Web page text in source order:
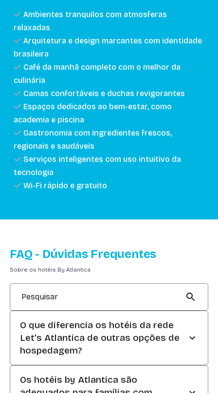
Ambientes tranquilos com atmosferas
relaxadas
Arquitetura e design marcantes com identidade
brasileira
Café da manhã completo com o melhor da
culinária
Camas confortáveis e duchas revigorantes
Espaços dedicados ao bem-estar, como
academia e piscina
Gastronomia com ingredientes frescos,
regionais e saudáveis
Serviços inteligentes com uso intuitivo da
tecnologia
Wi-Fi rápido e gratuito
FAQ - Dúvidas Frequentes
Sobre os hotéis By Atlantica
Pesquisar
O que diferencia os hotéis da rede
Let's Atlantica de outras opções de
hospedagem?
Os hotéis by Atlantica se destacam pelo
compromisso com a qualidade e pela
Os hotéis by Atlantica são